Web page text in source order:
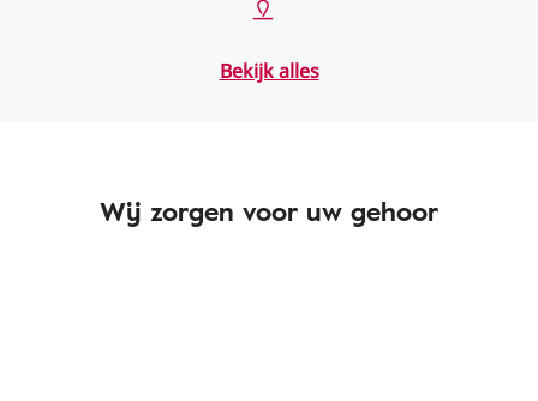
Bekijk alles
Wij zorgen voor uw gehoor